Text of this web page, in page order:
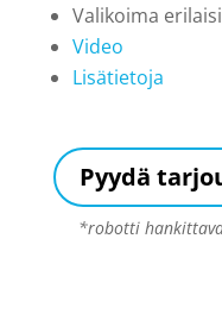
Valikoima
Video
Lisätietoja
Pyydä
*robotti